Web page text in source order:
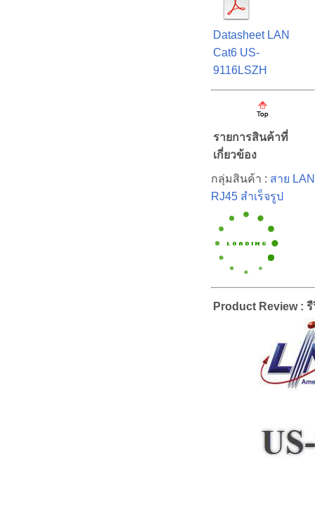
Datasheet LAN
Cat6 US-
9116LSZH
รายการสินค้าที่
เกี่ยวข้อง
กลุ่มสินค้า : สาย LAN
RJ45 สำเร็จรูป
Product Review :